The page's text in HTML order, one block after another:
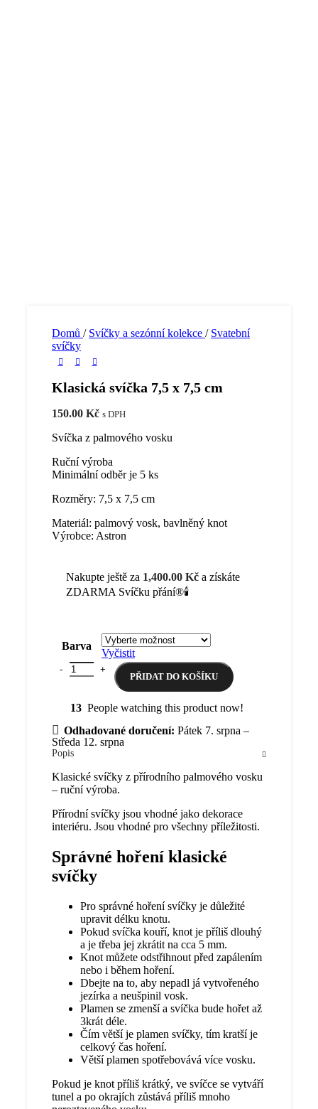
Domů / Svíčky a sezónní kolekce / Svatební
svíčky
Klasická svíčka 7,5 x 7,5 cm
150.00 Kč s DPH
Svíčka z palmového vosku
Ruční výroba
Minimální odběr je 5 ks
Rozměry: 7,5 x 7,5 cm
Materiál: palmový vosk, bavlněný knot
Výrobce: Astron
Nakupte ještě za 1,400.00 Kč a získáte
ZDARMA Svíčku přání®🕯️
Barva
Vyčistit
Klasická svíčka 7,5 x 7,5 cm množství
PŘIDAT DO KOŠÍKU
13 People watching this product now!
Odhadované doručení: Pátek 7. srpna –
Středa 12. srpna
Popis
Klasické svíčky z přírodního palmového vosku
– ruční výroba.
Přírodní svíčky jsou vhodné jako dekorace
interiéru. Jsou vhodné pro všechny příležitosti.
Správné hoření klasické
svíčky
Pro správné hoření svíčky je důležité
upravit délku knotu.
Pokud svíčka kouří, knot je příliš dlouhý
a je třeba jej zkrátit na cca 5 mm.
Knot můžete odstřihnout před zapálením
nebo i během hoření.
Dbejte na to, aby nepadl já vytvořeného
jezírka a neušpinil vosk.
Plamen se zmenší a svíčka bude hořet až
3krát déle.
Čím větší je plamen svíčky, tím kratší je
celkový čas hoření.
Větší plamen spotřebovává více vosku.
Pokud je knot příliš krátký, ve svíčce se vytváří
tunel a po okrajích zůstává příliš mnoho